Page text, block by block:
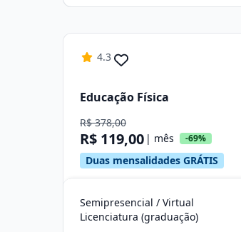
4.3
Educação Física
R$ 378,00
R$ 119,00 | mês -69%
Duas mensalidades GRÁTIS
Semipresencial / Virtual
Licenciatura (graduação)